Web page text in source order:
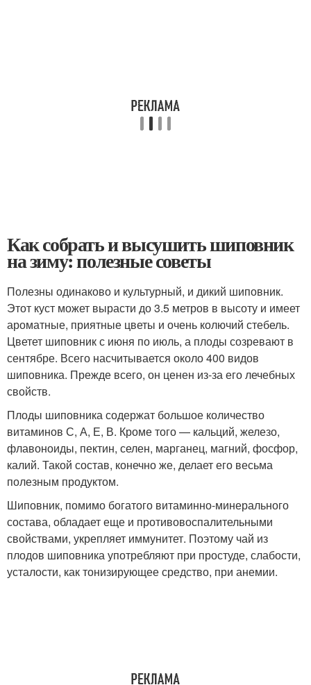
Как собрать и высушить шиповник
на зиму: полезные советы
Полезны одинаково и культурный, и дикий шиповник.
Этот куст может вырасти до 3.5 метров в высоту и имеет
ароматные, приятные цветы и очень колючий стебель.
Цветет шиповник с июня по июль, а плоды созревают в
сентябре. Всего насчитывается около 400 видов
шиповника. Прежде всего, он ценен из-за его лечебных
свойств.
Плоды шиповника содержат большое количество
витаминов С, А, Е, В. Кроме того — кальций, железо,
флавоноиды, пектин, селен, марганец, магний, фосфор,
калий. Такой состав, конечно же, делает его весьма
полезным продуктом.
Шиповник, помимо богатого витаминно-минерального
состава, обладает еще и противовоспалительными
свойствами, укрепляет иммунитет. Поэтому чай из
плодов шиповника употребляют при простуде, слабости,
усталости, как тонизирующее средство, при анемии.